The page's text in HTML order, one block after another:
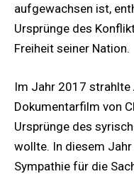
aufgewachsen ist,
Ursprünge des
Freiheit seiner Nation.
Im Jahr 2017 strahlte
Dokumentarfilm von
Ursprünge des
wollte. In diesem
Sympathie für die